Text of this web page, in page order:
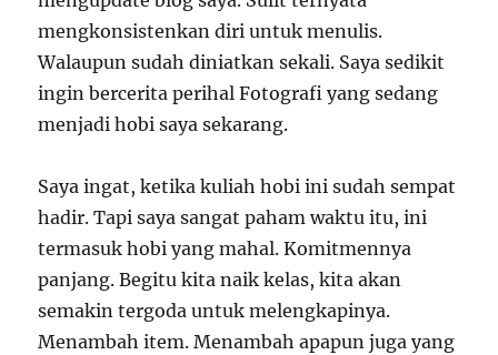
mengkonsistenkan diri untuk menulis.
Walaupun sudah diniatkan sekali. Saya sedikit
ingin bercerita perihal Fotografi yang sedang
menjadi hobi saya sekarang.
Saya ingat, ketika kuliah hobi ini sudah sempat
hadir. Tapi saya sangat paham waktu itu, ini
termasuk hobi yang mahal. Komitmennya
panjang. Begitu kita naik kelas, kita akan
semakin tergoda untuk melengkapinya.
Menambah item. Menambah apapun juga yang